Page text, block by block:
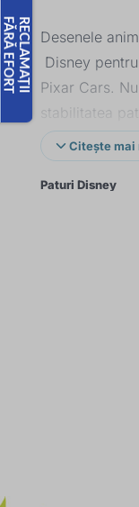
Desenele
Disney
Pixar Cars.
stabilitatea
pot ajunge
Citește mai
Paturi Disney